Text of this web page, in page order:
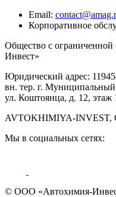
Email:
Корпоративное
Общество с ограниченной
Инвест»
Юридический адрес:
вн. тер. г. Муниципальный
ул. Коштоянца, д. 12,
AVTOKHIMIYA-INVEST,
Мы в социальных сетях:
© ООО «Автохимия-